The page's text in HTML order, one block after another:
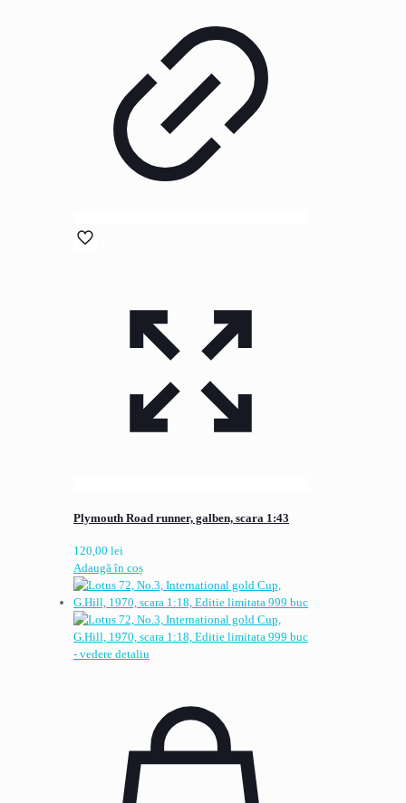
Plymouth Road runner, galben, scara 1:43
120,00 lei
Adaugă în coș